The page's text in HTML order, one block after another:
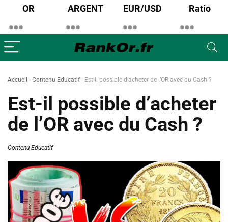
OR ARGENT EUR/USD Ratio
Accueil - Contenu Educatif - Est-il possible d’acheter de l’OR avec du Cash ?
Est-il possible d’acheter
de l’OR avec du Cash ?
Contenu Educatif